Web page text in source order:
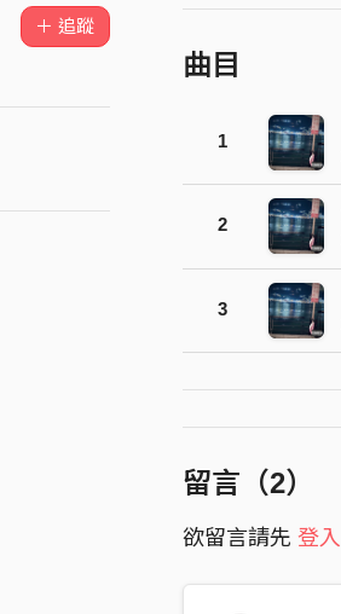
＋ 追蹤
曲目
1
2
3
留言（2）
欲留言請先 登入